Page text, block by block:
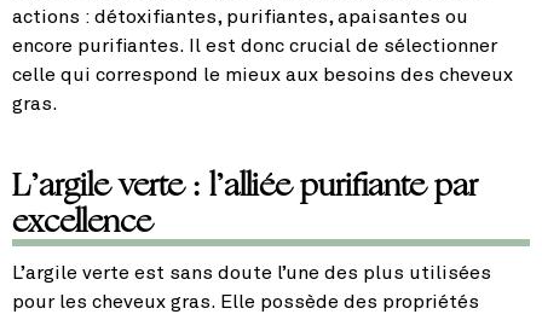
actions : détoxifiantes, purifiantes, apaisantes ou
encore purifiantes. Il est donc crucial de sélectionner
celle qui correspond le mieux aux besoins des cheveux
gras.
L’argile verte : l’alliée purifiante par
excellence
L’argile verte est sans doute l’une des plus utilisées
pour les cheveux gras. Elle possède des propriétés